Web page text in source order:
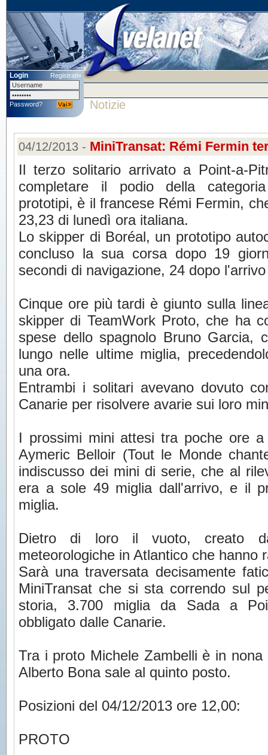
Login Registrati»
Password? Notizie
04/12/2013 - MiniTransat: Rémi Fermin
Il terzo solitario arrivato a Point-a-
completare il podio della
prototipi, è il francese Rémi Fermin,
23,23 di lunedì ora italiana.
Lo skipper di Boréal, un prototipo
concluso la sua corsa dopo 19
secondi di navigazione, 24 dopo
Cinque ore più tardi è giunto sulla
skipper di TeamWork Proto, che ha
spese dello spagnolo Bruno Garcia,
lungo nelle ultime miglia,
una ora.
Entrambi i solitari avevano dovuto
Canarie per risolvere avarie sui loro
I prossimi mini attesi tra poche ore
Aymeric Belloir (Tout le Monde
indiscusso dei mini di serie, che al
era a sole 49 miglia dall'arrivo, e il
miglia.
Dietro di loro il vuoto, creato
meteorologiche in Atlantico che hanno
Sarà una traversata decisamente
MiniTransat che si sta correndo sul
storia, 3.700 miglia da Sada a
obbligato dalle Canarie.
Tra i proto Michele Zambelli è in
Alberto Bona sale al quinto posto.
Posizioni del 04/12/2013 ore 12,00:
PROTO